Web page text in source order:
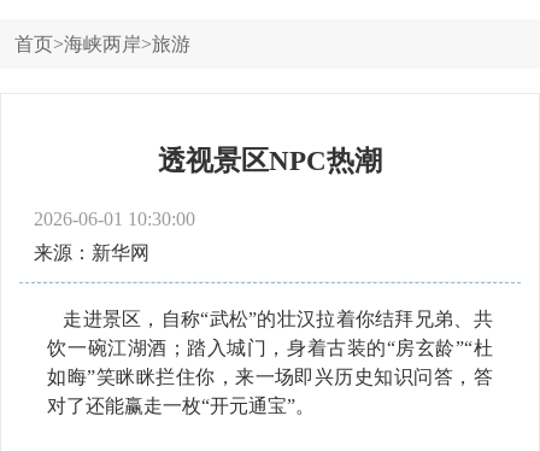
首页>海峡两岸>旅游
透视景区NPC热潮
2026-06-01 10:30:00
来源：新华网
走进景区，自称“武松”的壮汉拉着你结拜兄弟、共
饮一碗江湖酒；踏入城门，身着古装的“房玄龄”“杜
如晦”笑眯眯拦住你，来一场即兴历史知识问答，答
对了还能赢走一枚“开元通宝”。